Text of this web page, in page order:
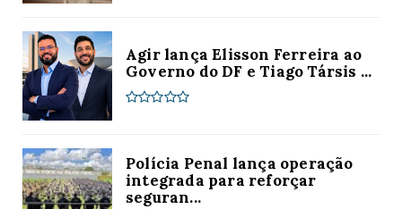
Agir lança Elisson Ferreira ao
Governo do DF e Tiago Társis ...
Polícia Penal lança operação
integrada para reforçar
seguran...